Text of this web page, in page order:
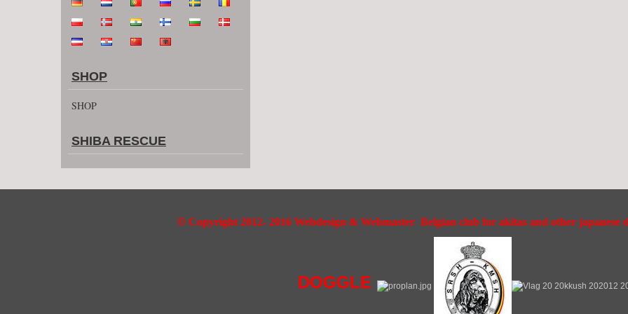
SHOP
SHOP
SHIBA RESCUE
© Copyright 2012- 2016 Webdesign & Webmaster Belgian club for akitas and other japanese
DOGGLE